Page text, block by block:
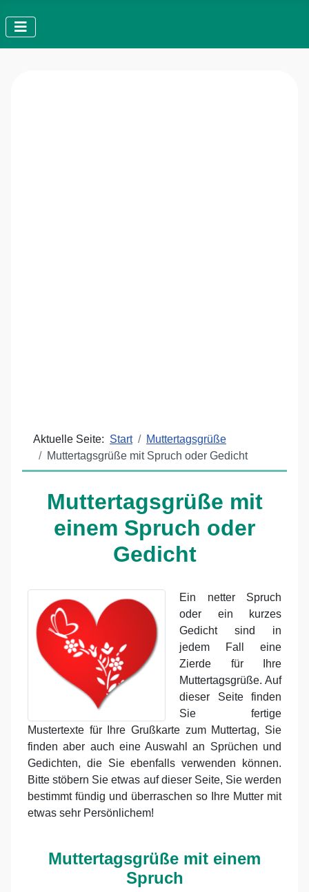
Aktuelle Seite: Start
Muttertagsgrüße
Muttertagsgrüße mit Spruch oder Gedicht
Muttertagsgrüße mit
einem Spruch oder
Gedicht
Ein netter Spruch
oder ein kurzes
Gedicht sind in
jedem Fall eine
Zierde für Ihre
Muttertagsgrüße. Auf
dieser Seite finden
Sie fertige
Mustertexte für Ihre Grußkarte zum Muttertag, Sie
finden aber auch eine Auswahl an Sprüchen und
Gedichten, die Sie ebenfalls verwenden können.
Bitte stöbern Sie etwas auf dieser Seite, Sie werden
bestimmt fündig und überraschen so Ihre Mutter mit
etwas sehr Persönlichem!
Muttertagsgrüße mit einem
Spruch